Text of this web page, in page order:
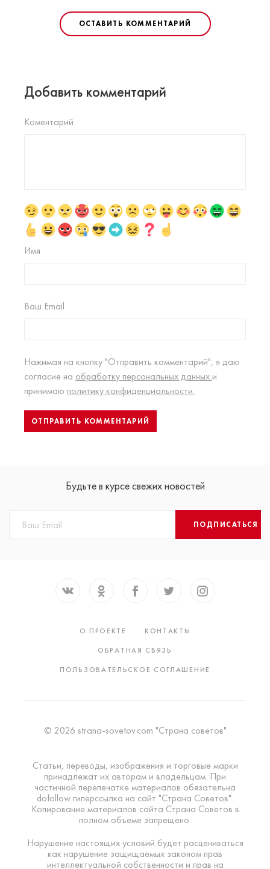
ОСТАВИТЬ КОММЕНТАРИЙ
Добавить комментарий
Коментарий
Имя
Ваш Email
Нажимая на кнопку "Отправить комментарий", я даю
согласие на обработку персональных данных и
принимаю политику конфиденциальности.
Будьте в курсе свежих новостей
ПОДПИСАТЬСЯ
О ПРОЕКТЕ
КОНТАКТЫ
ОБРАТНАЯ СВЯЗЬ
ПОЛЬЗОВАТЕЛЬСКОЕ СОГЛАШЕНИЕ
© 2026 strana-sovetov.com "Страна советов"
Статьи, переводы, изображения и торговые марки
принадлежат их авторам и владельцам. При
частичной перепечатке материалов обязательна
dofollow гиперссылка на сайт "Страна Советов".
Копирование материалов сайта Страна Советов в
полном объеме запрещено.
Нарушение настоящих условий будет расцениваться
как нарушение защищаемых законом прав
интеллектуальной собственности и прав на